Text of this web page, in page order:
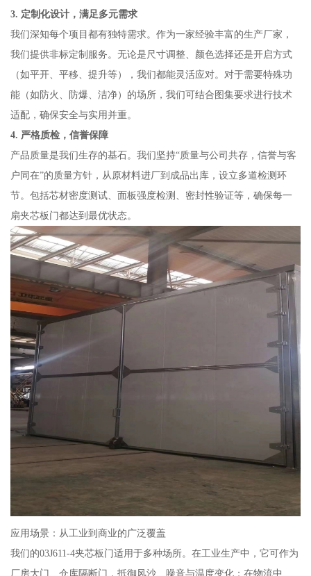
3. 定制化设计，满足多元需求
我们深知每个项目都有独特需求。作为一家经验丰富的生产厂家，
我们提供非标定制服务。无论是尺寸调整、颜色选择还是开启方式
（如平开、平移、提升等），我们都能灵活应对。对于需要特殊功
能（如防火、防爆、洁净）的场所，我们可结合图集要求进行技术
适配，确保安全与实用并重。
4. 严格质检，信誉保障
产品质量是我们生存的基石。我们坚持“质量与公司共存，信誉与客
户同在”的质量方针，从原材料进厂到成品出库，设立多道检测环
节。包括芯材密度测试、面板强度检测、密封性验证等，确保每一
扇夹芯板门都达到最优状态。
应用场景：从工业到商业的广泛覆盖
我们的03J611-4夹芯板门适用于多种场所。在工业生产中，它可作为
厂房大门、仓库隔断门，抵御风沙、噪音与温度变化；在物流中